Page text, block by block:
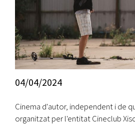
04/04/2024
Cinema d'autor, independent i de
organitzat per l'entitat Cineclub